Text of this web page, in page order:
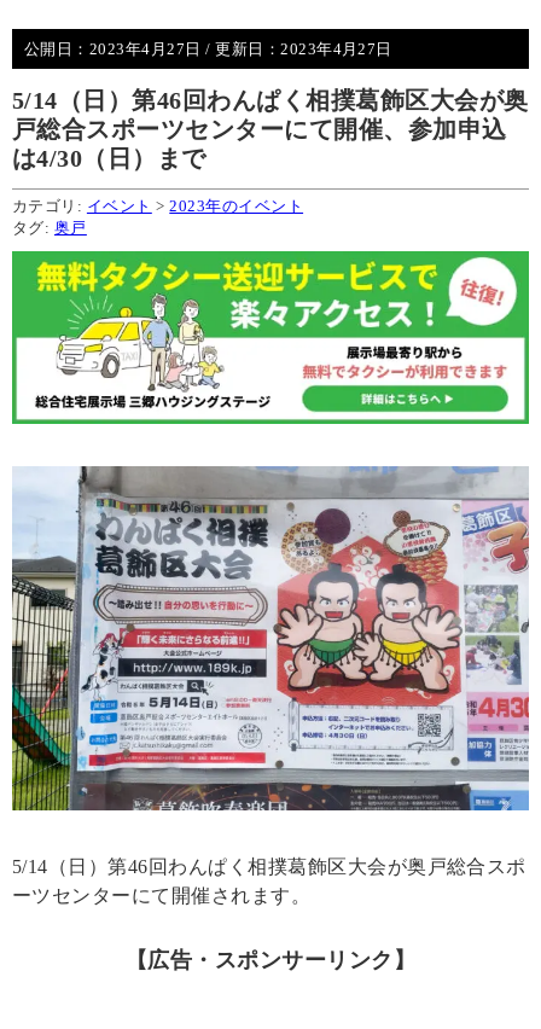
公開日： 2023年4月27日 / 更新日：2023年4月27日
5/14（日）第46回わんぱく相撲葛飾区大会が奥
戸総合スポーツセンターにて開催、参加申込
は4/30（日）まで
カテゴリ: イベント >2023年のイベント
タグ: 奥戸
5/14（日）第46回わんぱく相撲葛飾区大会が奥戸総合スポ
ーツセンターにて開催されます。
【広告・スポンサーリンク】